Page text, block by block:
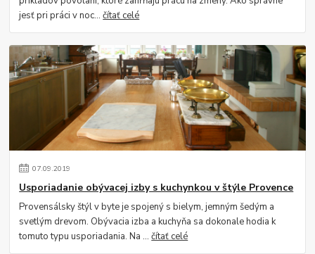
jesť pri práci v noc...čítať celé
07.09.2019
Usporiadanie obývacej izby s kuchynkou v štýle Provence
Provensálsky štýl v byte je spojený s bielym, jemným šedým a
svetlým drevom. Obývacia izba a kuchyňa sa dokonale hodia k
tomuto typu usporiadania. Na ...čítať celé